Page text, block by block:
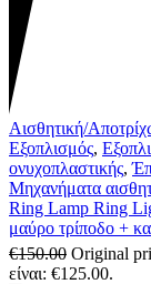
Αισθητική/
Εξοπλισμός,
ονυχοπλαστικής,
Μηχανήματα
Ring Lamp Ring
μαύρο τρίποδο +
€150.00 Original
είναι: €125.00.